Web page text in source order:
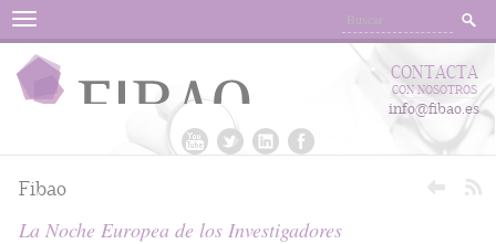
Menu
CONTACTA
CON NOSOTROS
info@fibao.es
Fibao
La Noche Europea de los Investigadores